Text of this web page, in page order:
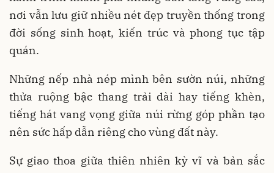
nơi vẫn lưu giữ nhiều nét đẹp truyền thống trong
đời sống sinh hoạt, kiến trúc và phong tục tập
quán.
Những nếp nhà nép mình bên sườn núi, những
thửa ruộng bậc thang trải dài hay tiếng khèn,
tiếng hát vang vọng giữa núi rừng góp phần tạo
nên sức hấp dẫn riêng cho vùng đất này.
Sự giao thoa giữa thiên nhiên kỳ vĩ và bản sắc